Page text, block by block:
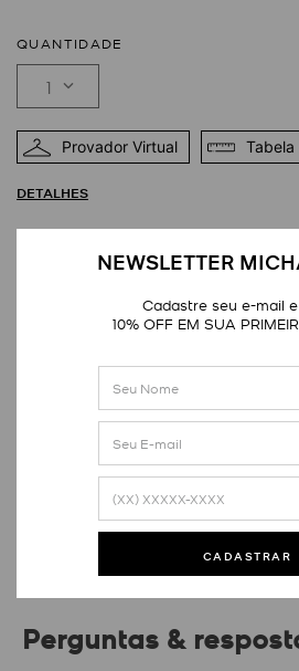
NEWSLETTER
Cadastre seu e-mail
10% OFF EM SUA
CADASTRAR
QUANTIDADE
1
Provador Virtual
DETALHES
Avaliações
Este produto ainda não
SEJA O PRIMEIRO A
Perguntas &